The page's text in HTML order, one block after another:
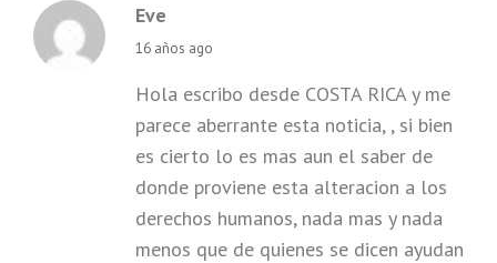
Eve
says:
16 años ago
Hola escribo desde COSTA RICA y me
parece aberrante esta noticia, , si bien
es cierto lo es mas aun el saber de
donde proviene esta alteracion a los
derechos humanos, nada mas y nada
menos que de quienes se dicen ayudan